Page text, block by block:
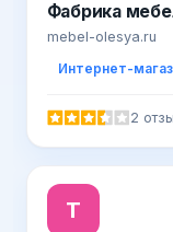
Фабрика
mebel-olesya.ru
Интернет-
2
T